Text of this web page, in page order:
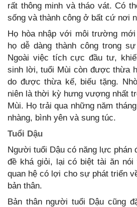
rất thông minh và tháo vát. Có
sống và thành công ở bất cứ nơi
Họ hòa nhập với môi trường
họ dễ dàng thành công trong
Ngoài việc tích cực đầu tư,
sinh lời, tuổi Mùi còn được thừa
do được thừa kế, biếu tặng.
niên là thời kỳ hưng vượng nhất
Mùi. Họ trải qua những năm
nhàng, bình yên và sung túc.
Tuổi Dậu
Người tuổi Dậu có năng lực phán
đề khá giỏi, lại có biệt tài ăn nói
quan hệ có lợi cho sự phát triển
bản thân.
Bản thân người tuổi Dậu cũng